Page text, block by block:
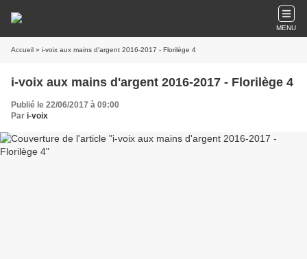
MENU
Accueil » i-voix aux mains d'argent 2016-2017 - Florilège 4
i-voix aux mains d'argent 2016-2017 - Florilège 4
Publié le 22/06/2017 à 09:00
Par i-voix